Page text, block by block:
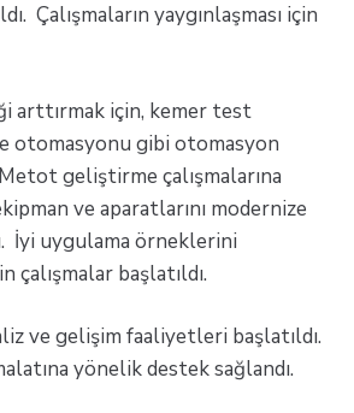
Çalışmaların yaygınlaşması için
arttırmak için, kemer test
otomasyonu gibi otomasyon
geliştirme çalışmalarına
ve aparatlarını modernize
İyi uygulama örneklerini
çalışmalar başlatıldı.
ve gelişim faaliyetleri başlatıldı.
yönelik destek sağlandı.